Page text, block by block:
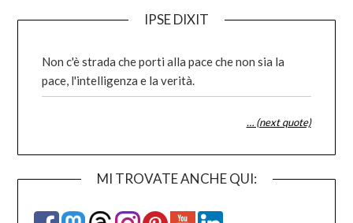
IPSE DIXIT
Non c'è strada che porti alla pace che non sia la
pace, l'intelligenza e la verità.
… (next quote)
MI TROVATE ANCHE QUI: